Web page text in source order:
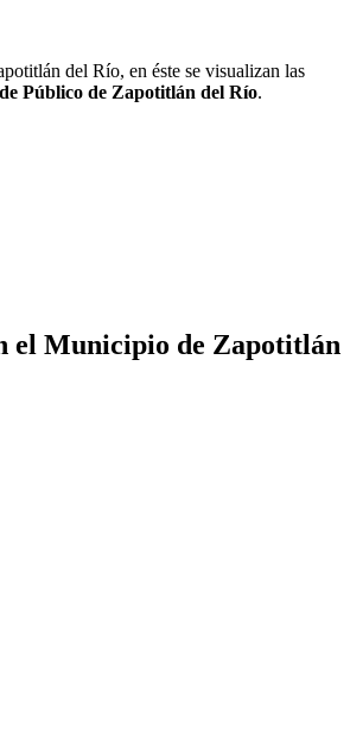
del Río, en éste se visualizan las
Público de Zapotitlán del Río.
el Municipio de Zapotitlán